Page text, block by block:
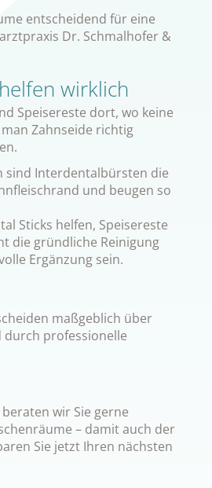
entscheidend für eine
Dr. Schmalhofer &
wirklich
Speisereste dort, wo keine
Zahnseide richtig
sind Interdentalbürsten die
und beugen so
Sticks helfen, Speisereste
die gründliche Reinigung
Ergänzung sein.
maßgeblich über
durch professionelle
wir Sie gerne
– damit auch der
Sie jetzt Ihren nächsten